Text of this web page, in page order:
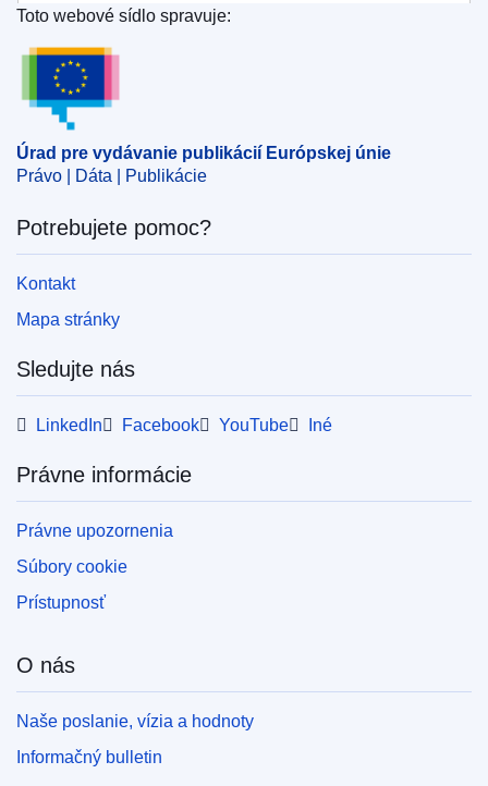
riaditeľstvo pre komunikačné siete, obsah a technológie
Úrad pre vydávanie publikácií Európskej únie
Toto webové sídlo spravuje:
Úrad pre vydávanie publikácií Európskej únie
Právo | Dáta | Publikácie
Potrebujete pomoc?
Kontakt
Mapa stránky
Sledujte nás
LinkedIn Facebook YouTube Iné
Právne informácie
Právne upozornenia
Súbory cookie
Prístupnosť
O nás
Naše poslanie, vízia a hodnoty
Informačný bulletin